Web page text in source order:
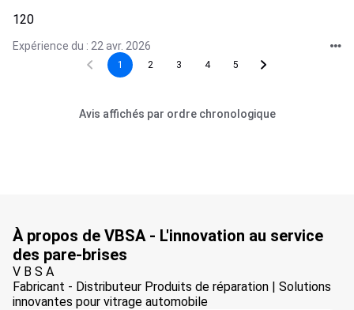
120
Expérience du : 22 avr. 2026
1 2 3 4 5
Avis affichés par ordre chronologique
À propos de VBSA - L'innovation au service
des pare-brises
V B S A
Fabricant - Distributeur Produits de réparation | Solutions
innovantes pour vitrage automobile